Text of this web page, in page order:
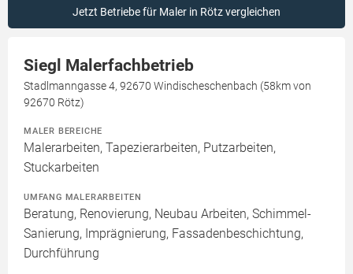
Jetzt Betriebe für Maler in Rötz vergleichen
Siegl Malerfachbetrieb
Stadlmanngasse 4, 92670 Windischeschenbach (58km von
92670 Rötz)
MALER BEREICHE
Malerarbeiten, Tapezierarbeiten, Putzarbeiten,
Stuckarbeiten
UMFANG MALERARBEITEN
Beratung, Renovierung, Neubau Arbeiten, Schimmel-
Sanierung, Imprägnierung, Fassadenbeschichtung,
Durchführung